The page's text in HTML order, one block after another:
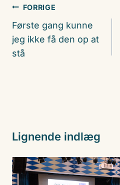
Indlægsnavigation
FORRIGE
Første gang kunne
jeg ikke få den op at
stå
Lignende indlæg